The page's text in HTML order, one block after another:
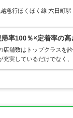
急行ほくほく線 六日町駅
率100％×定着率の高
店舗数はトップクラスを
充実しているだけでなく